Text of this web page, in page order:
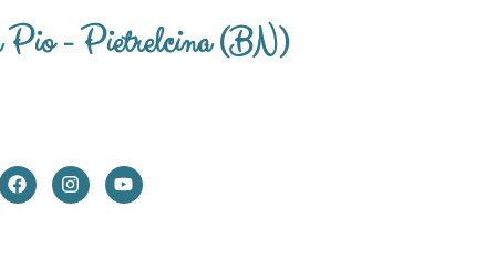
Pio - Pietrelcina (BN)